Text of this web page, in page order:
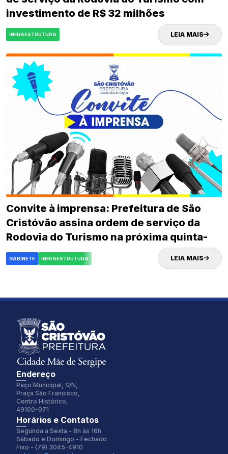
investimento de R$ 32 milhões
INFRAESTRUTURA LEIA MAIS
Convite à imprensa: Prefeitura de São
Cristóvão assina ordem de serviço da
Rodovia do Turismo na próxima quinta-
feira (02)
GABINETE INFRAESTRUTURA LEIA MAIS
Inter
Endereço
Paço Municipal, S/N,
Praça São Francisco,
Centro Histórico,
49100-071
Horários e Contatos
Segunda a Sexta - 8h às 16h
Sábado e Domingo - Fechado
Fixo - (79) 3045-4910